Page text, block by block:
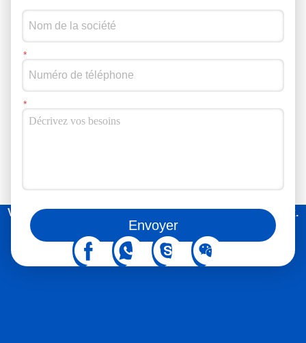
comprend l'interface aérienne avec l'UE et les interfaces S1-U
l'architecture du système NR. L'interface radio 5G hérite de la
pile de protocoles 4G, avec une couche SDAP supplémentaire
introduite dans le plan utilisateur pour marquer la qualité de
service (QoS).L'architecture du système 5G est également
divisée en trois parties: l'utilisateur (UE), la station de base 5G
(gNodeB) et le réseau central (5GC).
Envoyer
Vous pouvez aussi nous suivre sur les réseaux sociaux.